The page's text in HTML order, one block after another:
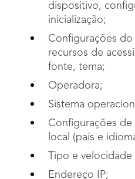
dispositivo,
inicialização;
Configurações do
recursos de
fonte, tema;
Operadora;
Sistema
Configurações
local (país e
Tipo e
Endereço IP;